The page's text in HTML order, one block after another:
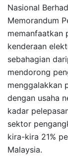
Nasional
Memorandum
memanfaatkan
kenderaan
sebahagian
mendorong
menggalakkan
dengan usaha
kadar
sektor
kira-kira 21%
Malaysia.